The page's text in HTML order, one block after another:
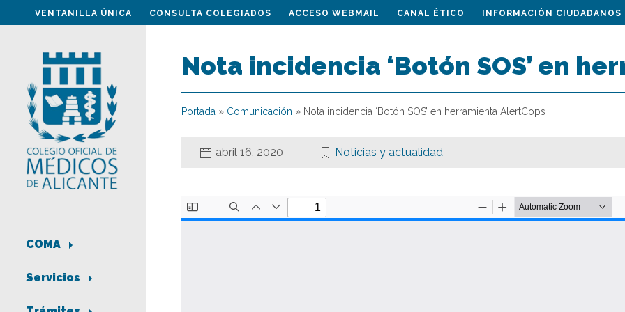
VENTANILLA ÚNICA CONSULTA COLEGIADOS ACCESO WEBMAIL CANAL ÉTICO INFORMACIÓN CIUDADANOS
COMA
Servicios
Nota incidencia ‘Botón SOS’ en
Portada » Comunicación » Nota incidencia ‘Botón SOS’ en herramienta AlertCops
abril 16, 2020 Noticias y actualidad